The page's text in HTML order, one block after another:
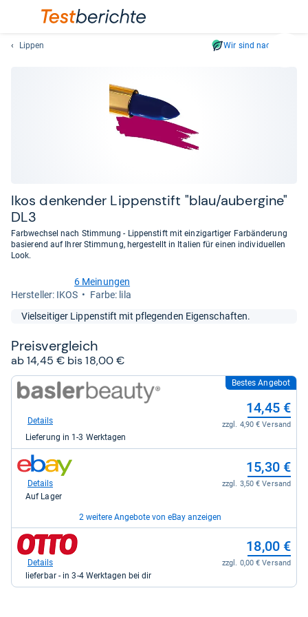
sich
Lippen Wir sind nachhaltig
Ikos den­ken­der Lip­pen­stift "blau/auber­gine"
DL3
Farbwechsel nach Stimmung - Lippenstift mit einzigartiger Farbänderung
basierend auf Ihrer Stimmung, hergestellt in Italien für einen individuellen
Look.
von
6 Meinungen
Her­stel­ler: IKOS
Farbe: lila
Vielseitiger Lippenstift mit pflegenden Eigenschaften.
Preis­ver­gleich
ab 14,45 € bis 18,00 €
zum
Shop:
basler-
für
14,45
kaufen.
Bestes Angebot
14,45 €
zzgl. 4,90 € Versand
Details
Lieferung in 1-3 Werktagen
zum
Shop:
eBay
15,30 €
zzgl. 3,50 € Versand
Details
Auf Lager
2 weitere Angebote von eBay anzeigen
zum
Shop:
eBay
17,00 €
zzgl. 3,80 € Versand
Details
Auf Lager
zum
Shop:
Otto.de
18,00 €
zzgl. 0,00 € Versand
Details
lieferbar - in 3-4 Werktagen bei dir